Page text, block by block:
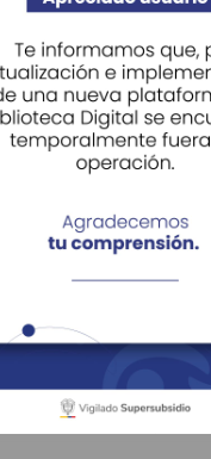
Sedes Directorio